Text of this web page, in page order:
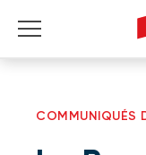
COMMUNIQUÉS